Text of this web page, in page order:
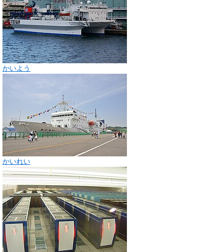
かいよう
かいれい